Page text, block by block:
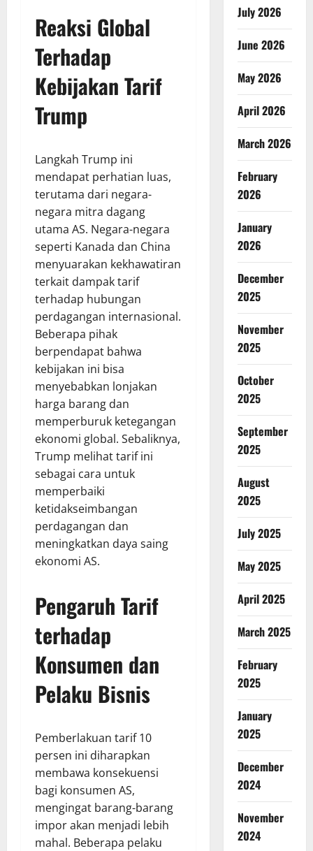
Reaksi Global
Terhadap
Kebijakan Tarif
Trump
Langkah Trump ini
mendapat perhatian luas,
terutama dari negara-
negara mitra dagang
utama AS. Negara-negara
seperti Kanada dan China
menyuarakan kekhawatiran
terkait dampak tarif
terhadap hubungan
perdagangan internasional.
Beberapa pihak
berpendapat bahwa
kebijakan ini bisa
menyebabkan lonjakan
harga barang dan
memperburuk ketegangan
ekonomi global. Sebaliknya,
Trump melihat tarif ini
sebagai cara untuk
memperbaiki
ketidakseimbangan
perdagangan dan
meningkatkan daya saing
ekonomi AS.
Pengaruh Tarif
terhadap
Konsumen dan
Pelaku Bisnis
Pemberlakuan tarif 10
persen ini diharapkan
membawa konsekuensi
bagi konsumen AS,
mengingat barang-barang
impor akan menjadi lebih
mahal. Beberapa pelaku
July 2026
June 2026
May 2026
April 2026
March 2026
February
2026
January
2026
December
2025
November
2025
October
2025
September
2025
August
2025
July 2025
May 2025
April 2025
March 2025
February
2025
January
2025
December
2024
November
2024